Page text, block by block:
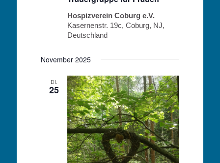
Hospizverein Coburg e.V.
Kasernenstr. 19c, Coburg, NJ,
Deutschland
November 2025
DI.
25